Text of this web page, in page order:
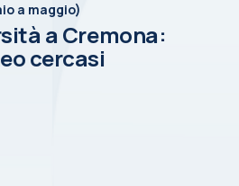
a maggio)
a Cremona:
cercasi